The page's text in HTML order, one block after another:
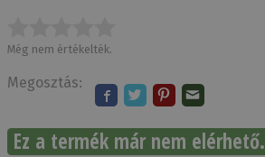
Még nem értékelték.
Megosztás:
Ez a termék már nem elérhető.